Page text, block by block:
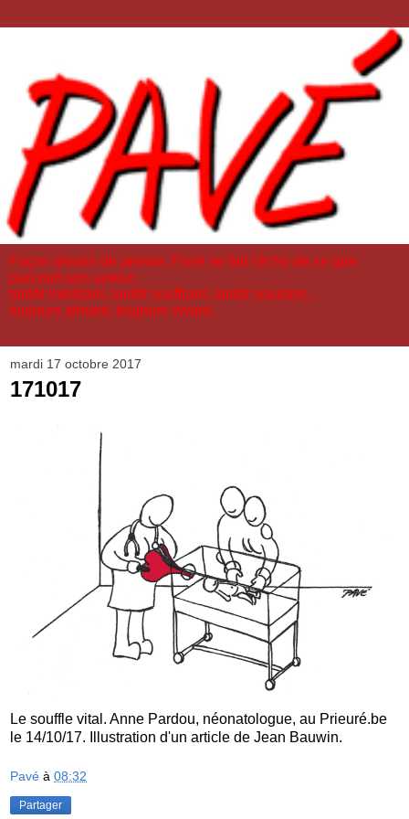
Façon dessin de presse, Pavé se fait l'écho de ce que
parcourt son auteur,
tantôt méditant, tantôt souffrant, tantôt souriant...
toujours aimant, toujours vivant.
mardi 17 octobre 2017
171017
Le souffle vital. Anne Pardou, néonatologue, au Prieuré.be
le 14/10/17. Illustration d'un article de Jean Bauwin.
Pavé à 08:32
Partager